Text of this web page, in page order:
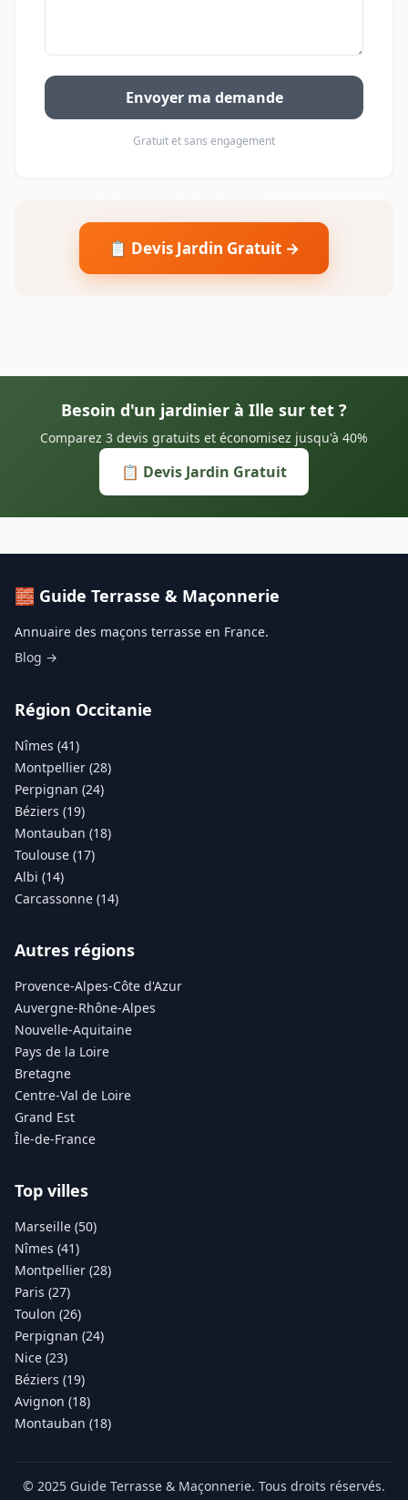
Envoyer ma demande
Gratuit et sans engagement
📋 Devis Jardin Gratuit →
Besoin d'un jardinier à Ille sur tet ?
Comparez 3 devis gratuits et économisez jusqu'à 40%
📋 Devis Jardin Gratuit
🧱 Guide Terrasse & Maçonnerie
Annuaire des maçons terrasse en France.
Blog →
Région Occitanie
Nîmes (41)
Montpellier (28)
Perpignan (24)
Béziers (19)
Montauban (18)
Toulouse (17)
Albi (14)
Carcassonne (14)
Autres régions
Provence-Alpes-Côte d'Azur
Auvergne-Rhône-Alpes
Nouvelle-Aquitaine
Pays de la Loire
Bretagne
Centre-Val de Loire
Grand Est
Île-de-France
Top villes
Marseille (50)
Nîmes (41)
Montpellier (28)
Paris (27)
Toulon (26)
Perpignan (24)
Nice (23)
Béziers (19)
Avignon (18)
Montauban (18)
© 2025 Guide Terrasse & Maçonnerie. Tous droits réservés.